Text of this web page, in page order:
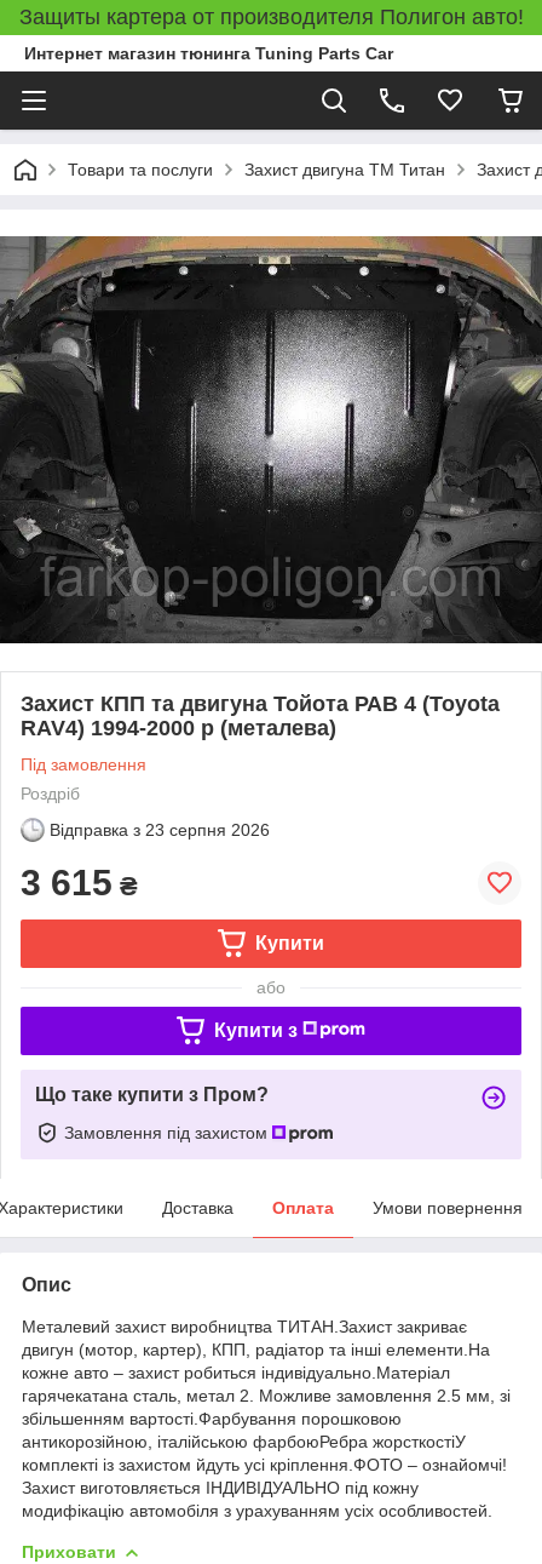
Защиты картера от производителя Полигон авто!
Интернет магазин тюнинга Tuning Parts Car
Товари та послуги Захист двигуна ТМ Титан Захист
Захист КПП та двигуна Тойота РАВ 4 (Toyota
RAV4) 1994-2000 р (металева)
Під замовлення
Роздріб
Відправка з 23 серпня 2026
3 615 ₴
Купити
або
Купити з
Що таке купити з Пром?
Замовлення під захистом
Доставка Оплата Умови повернення
Опис
Металевий захист виробництва ТИТАН.Захист закриває
двигун (мотор, картер), КПП, радіатор та інші елементи.На
кожне авто – захист робиться індивідуально.Матеріал
гарячекатана сталь, метал 2. Можливе замовлення 2.5 мм, зі
збільшенням вартості.Фарбування порошковою
антикорозійною, італійською фарбоюРебра жорсткостіУ
комплекті із захистом йдуть усі кріплення.ФОТО – ознайомчі!
Захист виготовляється ІНДИВІДУАЛЬНО під кожну
модифікацію автомобіля з урахуванням усіх особливостей.
Приховати